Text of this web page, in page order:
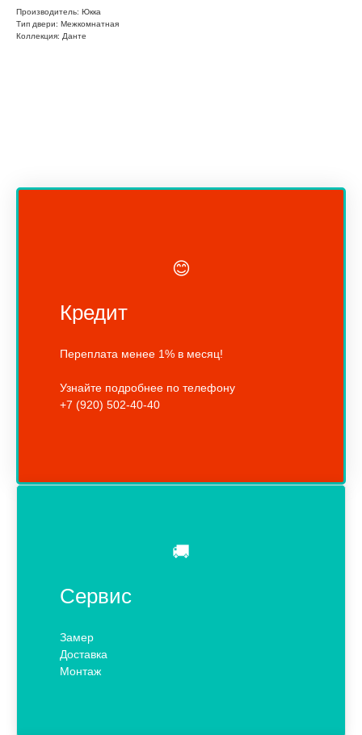
Производитель: Юкка
Тип двери: Межкомнатная
Коллекция: Данте
😊
Кредит
Переплата менее 1% в месяц!
Узнайте подробнее по телефону
+7 (920) 502-40-40
🚚
Сервис
Замер
Доставка
Монтаж